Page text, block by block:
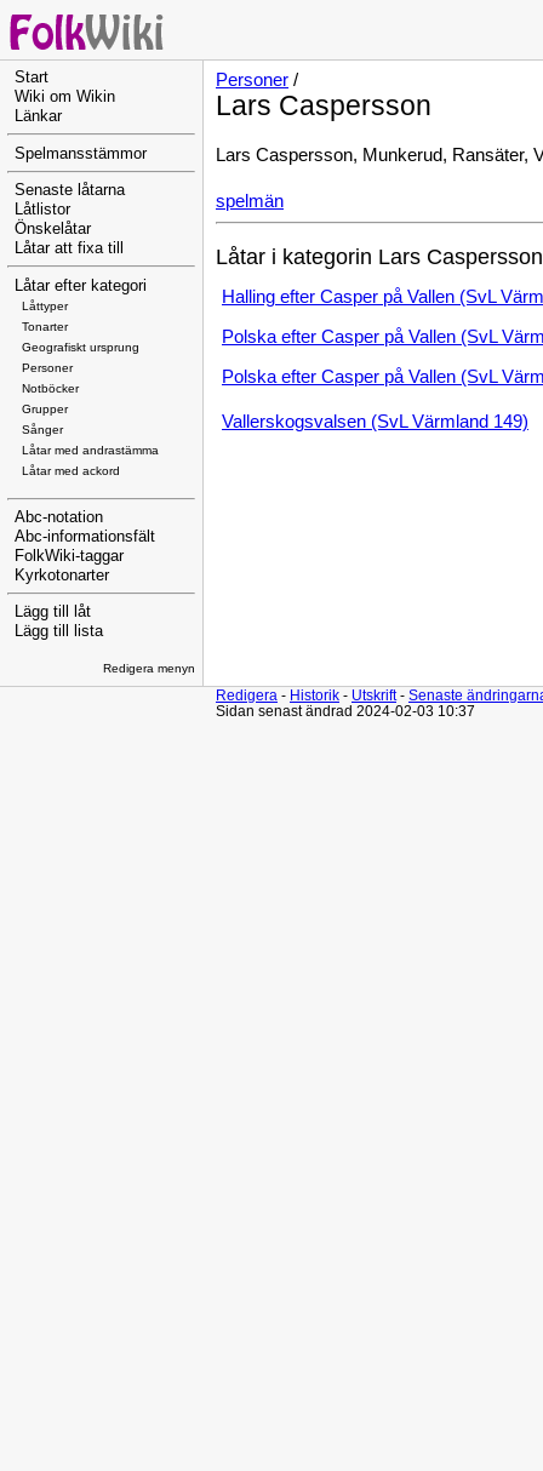
Start
Wiki om Wikin
Länkar
Spelmansstämmor
Senaste låtarna
Låtlistor
Önskelåtar
Låtar att fixa till
Låtar efter kategori
Låttyper
Tonarter
Geografiskt ursprung
Personer
Notböcker
Grupper
Sånger
Låtar med andrastämma
Låtar med ackord
Abc-notation
Abc-informationsfält
FolkWiki-taggar
Kyrkotonarter
Lägg till låt
Lägg till lista
Redigera menyn
Personer /
Lars Caspersson
Lars Caspersson, Munkerud, Ransäter,
spelmän
Låtar i kategorin Lars Caspersson
Halling efter Casper på Vallen (SvL
Polska efter Casper på Vallen (SvL
Polska efter Casper på Vallen (SvL
Vallerskogsvalsen (SvL Värmland 149)
Redigera - Historik - Utskrift- Senaste
Sidan senast ändrad 2024-02-03 10:37